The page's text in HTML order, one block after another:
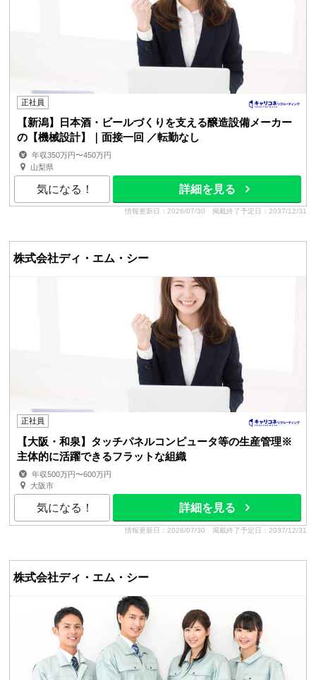
正社員
【新潟】日本酒・ビールづくりを支える醸造設備メーカー
の【機械設計】｜面接一回 ／転勤なし
年収350万円〜450万円
山梨県
気になる！ 詳細を見る
情報更新日：2026/07/30 掲載終了予定日：2037/12/31
株式会社ディ・エム・シー
正社員
【大阪・和泉】タッチパネルコンピュータ等の生産管理※
主体的に活躍できるフラットな組織
年収500万円〜600万円
大阪市
気になる！ 詳細を見る
情報更新日：2026/07/30 掲載終了予定日：2037/12/31
株式会社ディ・エム・シー